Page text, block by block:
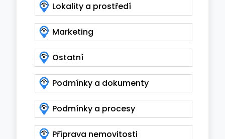
Lokality a prostředí
Marketing
Ostatní
Podmínky a dokumenty
Podmínky a procesy
Příprava nemovitosti